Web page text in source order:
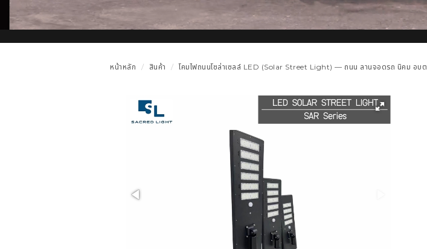
หน้าหลัก สินค้า โคมไฟถนนโซล่าเซลล์ LED (Solar Street Light) — ถนน ลานจอดรถ นิคม อบต.